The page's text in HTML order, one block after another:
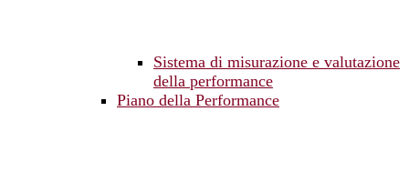
Sistema di misurazione e valutazione
della performance
Piano della Performance